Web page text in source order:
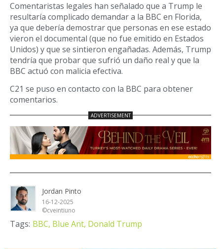
Comentaristas legales han señalado que a Trump le
resultaría complicado demandar a la BBC en Florida,
ya que debería demostrar que personas en ese estado
vieron el documental (que no fue emitido en Estados
Unidos) y que se sintieron engañadas. Además, Trump
tendría que probar que sufrió un daño real y que la
BBC actuó con malicia efectiva.
C21 se puso en contacto con la BBC para obtener
comentarios.
Jordan Pinto
16-12-2025
©cveintiuno
Tags: BBC, Blue Ant, Donald Trump